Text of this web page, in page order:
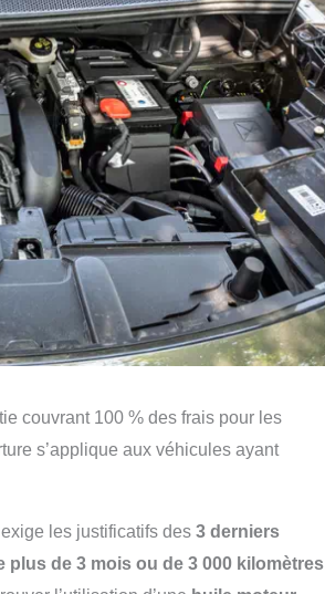
couvrant 100 % des frais pour les
s’applique aux véhicules ayant
les justificatifs des 3 derniers
plus de 3 mois ou de 3 000 kilomètres